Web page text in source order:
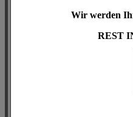
Wir werden
REST